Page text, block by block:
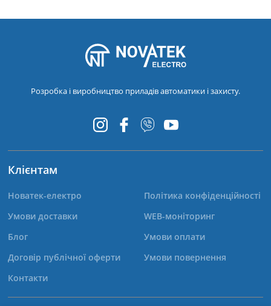
Розробка і виробництво приладів автоматики і захисту.
Клієнтам
Новатек-електро
Умови доставки
Блог
Договір публічної оферти
Контакти
Політика конфіденційності
WEB-моніторинг
Умови оплати
Умови повернення